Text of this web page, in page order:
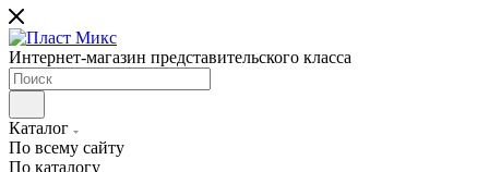
Интернет-магазин представительского класса
Каталог
По всему сайту
По каталогу